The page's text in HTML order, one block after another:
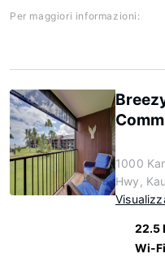
Per maggiori informazioni:
1000
Hwy,
22.5
Wi-